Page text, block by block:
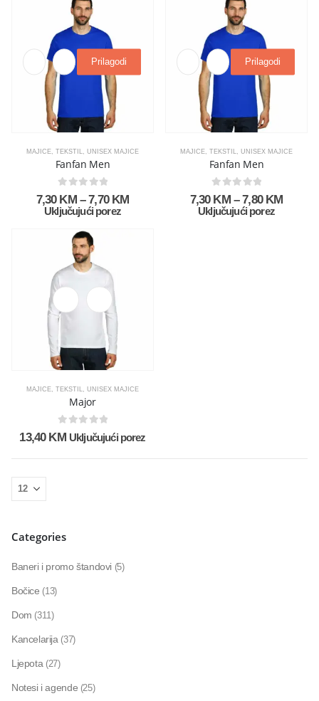
Prilagodi
MAJICE TEKSTIL UNISEX MAJICE
Fanfan Men
0 out of 5
7,30 KM – 7,70 KM
Uključujući porez
Prilagodi
MAJICE TEKSTIL UNISEX MAJICE
Fanfan Men
0 out of 5
7,30 KM – 7,80 KM
Uključujući porez
MAJICE, TEKSTIL, UNISEX MAJICE
Major
0 out of 5
13,40 KM Uključujući porez
Categories
Baneri i promo štandovi (5)
Bočice (13)
Dom (311)
Kancelarija (37)
Ljepota (27)
Notesi i agende (25)